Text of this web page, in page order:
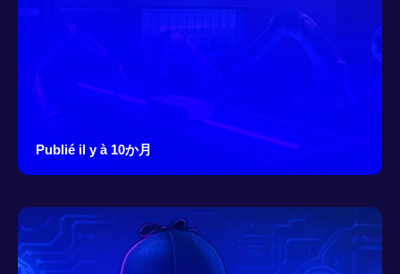
Publié il y à 10か月